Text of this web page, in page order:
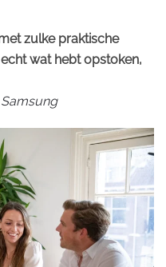
zulke praktische
wat hebt opstoken,